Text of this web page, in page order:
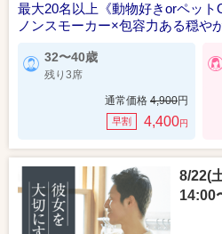
最大20名以上《動物好きorペット
ノンスモーカー×包容力ある穏や
32〜40歳
残り3席
通常価格 4,900円
早割 4,400円
8/22(
14:00